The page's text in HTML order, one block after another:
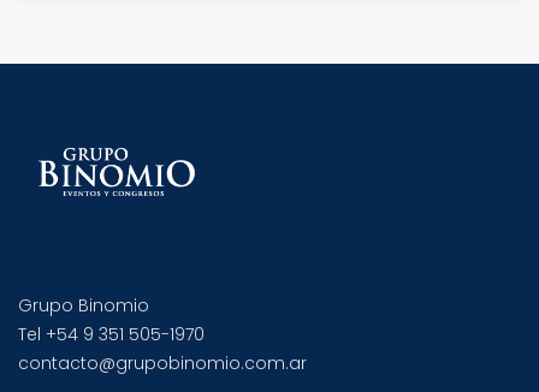
Grupo Binomio
Tel +54 9 351 505-1970
contacto@grupobinomio.com.ar